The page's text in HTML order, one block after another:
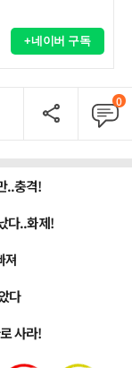
+네이버 구독
0